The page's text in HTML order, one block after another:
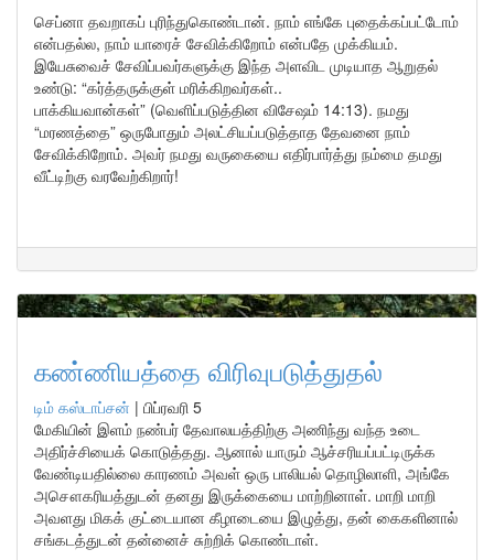
செப்னா தவறாகப் புரிந்துகொண்டான். நாம் எங்கே புதைக்கப்பட்டோம்
என்பதல்ல, நாம் யாரைச் சேவிக்கிறோம் என்பதே முக்கியம்.
இயேசுவைச் சேவிப்பவர்களுக்கு இந்த அளவிட முடியாத ஆறுதல்
உண்டு: “கர்த்தருக்குள் மரிக்கிறவர்கள்..
பாக்கியவான்கள்” (வெளிப்படுத்தின விசேஷம் 14:13). நமது
“மரணத்தை” ஒருபோதும் அலட்சியப்படுத்தாத தேவனை நாம்
சேவிக்கிறோம். அவர் நமது வருகையை எதிர்பார்த்து நம்மை தமது
வீட்டிற்கு வரவேற்கிறார்!
கண்ணியத்தை விரிவுபடுத்துதல்
டிம் கஸ்டாப்சன் | பிப்ரவரி 5
மேகியின் இளம் நண்பர் தேவாலயத்திற்கு அணிந்து வந்த உடை
அதிர்ச்சியைக் கொடுத்தது. ஆனால் யாரும் ஆச்சரியப்பட்டிருக்க
வேண்டியதில்லை காரணம் அவள் ஒரு பாலியல் தொழிலாளி, அங்கே
அசௌகரியத்துடன் தனது இருக்கையை மாற்றினாள். மாறி மாறி
அவளது மிகக் குட்டையான கீழாடையை இழுத்து, தன் கைகளினால்
சங்கடத்துடன் தன்னைச் சுற்றிக் கொண்டாள்.